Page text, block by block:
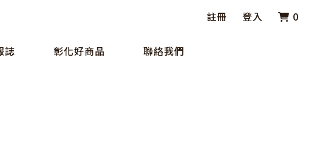
註冊 登入 0
誌 彰化好商品 聯絡我們